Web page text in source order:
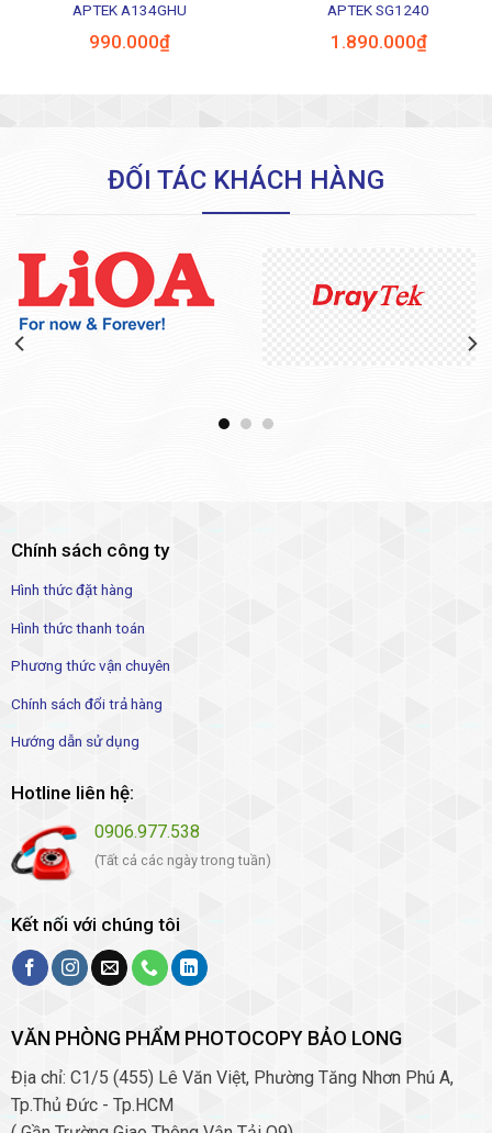
APTEK A134GHU
990.000₫
APTEK SG1240
1.890.000₫
ĐỐI TÁC KHÁCH HÀNG
Chính sách công ty
Hình thức đặt hàng
Hình thức thanh toán
Phương thức vận chuyên
Chính sách đổi trả hàng
Hướng dẫn sử dụng
Hotline liên hệ:
0906.977.538
(Tất cả các ngày trong tuần)
Kết nối với chúng tôi
VĂN PHÒNG PHẨM PHOTOCOPY BẢO LONG
Địa chỉ: C1/5 (455) Lê Văn Việt, Phường Tăng Nhơn Phú A,
Tp.Thủ Đức - Tp.HCM